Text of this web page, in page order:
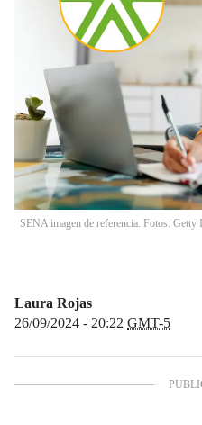
SENA imagen de referencia. Fotos: Getty
Laura Rojas
26/09/2024 - 20:22 GMT-5